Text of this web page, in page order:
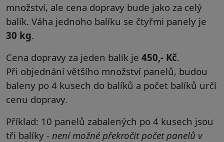
množství, ale cena dopravy bude jako za celý
balík. Váha jednoho balíku se čtyřmi panely je
30 kg.
Cena dopravy za jeden balík je 450,- Kč.
Při objednání většího množství panelů, budou
baleny po 4 kusech do balíků a počet balíků určí
cenu dopravy.
Příklad: 10 panelů zabalených po 4 kusech jsou
tři balíky - není možné překročit počet panelů v